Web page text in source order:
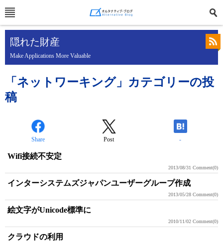
隠れた財産
Make Applications More Valuable
「ネットワーキング」カテゴリーの投
稿
Share Post -
Wifi接続不安定
2013/08/31 Comment(0)
インターシステムズジャパンユーザーグループ作成
2013/05/28 Comment(0)
絵文字がUnicode標準に
2010/11/02 Comment(0)
クラウドの利用